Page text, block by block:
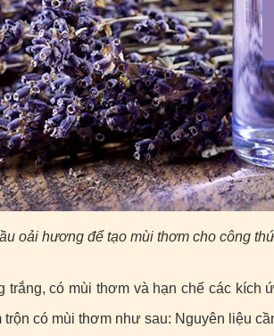
oải hương để tạo mùi thơm cho công
có mùi thơm và hạn chế các kích
có mùi thơm như sau: Nguyên liệu